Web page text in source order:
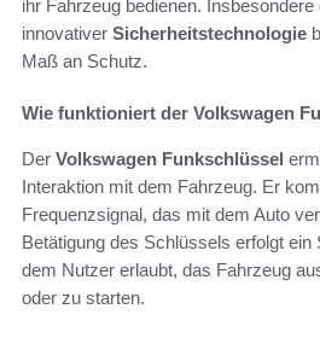
ihr Fahrzeug bedienen.
innovativer Sicherheitstechnologie
Maß an Schutz.
Wie funktioniert der Volkswagen
Der Volkswagen Funkschlüssel
Interaktion mit dem Fahrzeug. Er
Frequenzsignal, das mit dem Auto
Betätigung des Schlüssels erfolgt ein
dem Nutzer erlaubt, das Fahrzeug
oder zu starten.